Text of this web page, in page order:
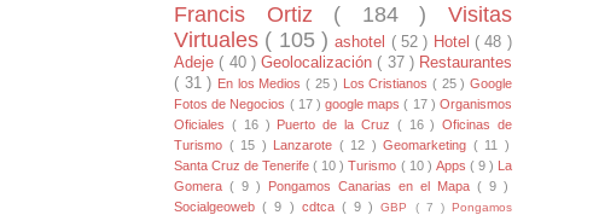
Francis Ortiz ( 184 )Visitas
Virtuales ( 105 )ashotel ( 52 ) Hotel ( 48 )
Adeje ( 40 ) Geolocalización ( 37 ) Restaurantes
( 31 ) En los Medios ( 25 ) Los Cristianos( 25 )Google
Fotos de Negocios ( 17 )google maps( 17 )Organismos
Oficiales ( 16 ) Puerto de la Cruz ( 16 )Oficinas de
Turismo ( 15 ) Lanzarote ( 12 ) Geomarketing ( 11 )
Santa Cruz de Tenerife( 10 )Turismo ( 10 ) Apps ( 9 ) La
Gomera ( 9 ) Pongamos Canarias en el Mapa ( 9 )
Socialgeoweb( 9 ) cdtca ( 9 )GBP ( 7 )Pongamos